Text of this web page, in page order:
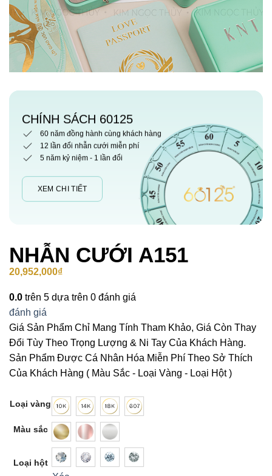
CHÍNH SÁCH 60125
60 năm đồng hành cùng khách hàng
12 lần đổi nhẫn cưới miễn phí
5 năm kỷ niệm - 1 lần đổi
XEM CHI TIẾT
NHẪN CƯỚI A151
20,952,000₫
0.0 trên 5 dựa trên 0 đánh giá
đánh giá
Giá Sản Phẩm Chỉ Mang Tính Tham Khảo, Giá Còn Thay
Đổi Tùy Theo Trọng Lượng & Ni Tay Của Khách Hàng.
Sản Phẩm Được Cá Nhân Hóa Miễn Phí Theo Sở Thích
Của Khách Hàng ( Màu Sắc - Loại Vàng - Loại Hột )
Loại vàng
Màu sắc
Loại hột